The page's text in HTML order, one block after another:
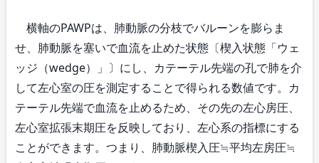
横軸のPAWPは、肺動脈の分枝でバルーンを膨らま
せ、肺動脈を塞いで血流を止めた状態〔楔入状態「ウェ
ッジ（wedge）」〕にし、カテーテル先端の孔で肺を介
して左心室の圧を測定することで得られる数値です。カ
テーテル先端で血流を止めるため、その先の左心房圧、
左心室拡張末期圧を反映しており、左心系の指標にする
ことができます。つまり、肺動脈楔入圧≒平均左房圧≒